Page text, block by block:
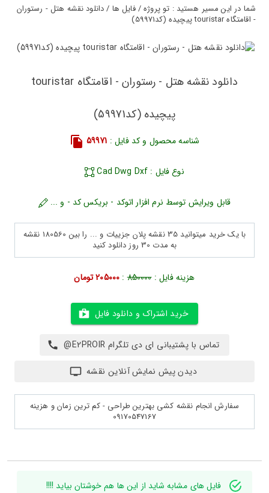
شما در این مسیر هستید : تو پروژه / فایل ها / دانلود نقشه هتل - رستوران
- اقامتگاه touristar پیچیده (کد59971)
دانلود نقشه هتل - رستوران - اقامتگاه touristar
پیچیده (کد59971)
شناسه محصول و کد فایل : 59971
نوع فایل : Cad Dwg Dxf
قابل ویرایش توسط نرم افزار اتوکد - بریکس کد - و ...
با یک خرید میتوانید 35 نقشه پلان جزییات و ... را بین 180560 نقشه
به مدت 30 روز دانلود کنید
هزینه فایل :850000
: 205000 تومان
خرید اشتراک و دانلود فایل
تماس با پشتیبانی ای دی تلگرام E2PROIR@
دیدن پیش نمایش آنلاین نقشه
سفارش انجام نقشه کشی بهترین طراحی - کم ترین زمان و هزینه
09170547167
فایل های مشابه شاید از این ها هم خوشتان بیاید !!!!